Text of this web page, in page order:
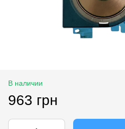
В наличии
963 грн